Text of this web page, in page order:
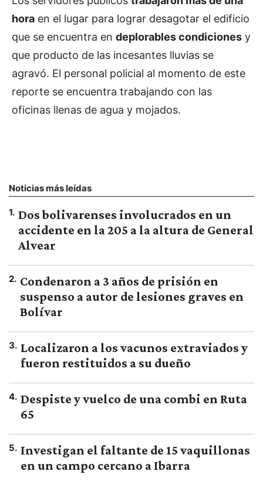
hora en el lugar para lograr desagotar el edificio
que se encuentra en deplorables condiciones y
que producto de las incesantes lluvias se
agravó. El personal policial al momento de este
reporte se encuentra trabajando con las
oficinas llenas de agua y mojados.
Noticias más leídas
1. Dos bolivarenses involucrados en un
accidente en la 205 a la altura de General
Alvear
2. Condenaron a 3 años de prisión en
suspenso a autor de lesiones graves en
Bolívar
3. Localizaron a los vacunos extraviados y
fueron restituidos a su dueño
4. Despiste y vuelco de una combi en Ruta
65
5. Investigan el faltante de 15 vaquillonas
en un campo cercano a Ibarra